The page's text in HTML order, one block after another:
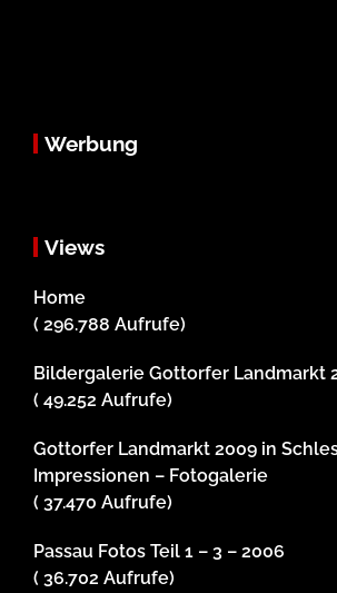
Werbung
Views
Home
( 296.788 Aufrufe)
Bildergalerie Gottorfer Landmarkt
( 49.252 Aufrufe)
Gottorfer Landmarkt 2009 in
Impressionen – Fotogalerie
( 37.470 Aufrufe)
Passau Fotos Teil 1 – 3 – 2006
( 36.702 Aufrufe)